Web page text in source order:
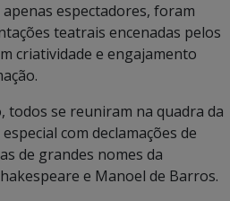
espectadores, foram
teatrais encenadas pelos
criatividade e engajamento
todos se reuniram na quadra da
com declamações de
de grandes nomes da
e Manoel de Barros.